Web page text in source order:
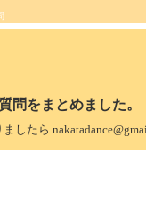
問をまとめました。
したら